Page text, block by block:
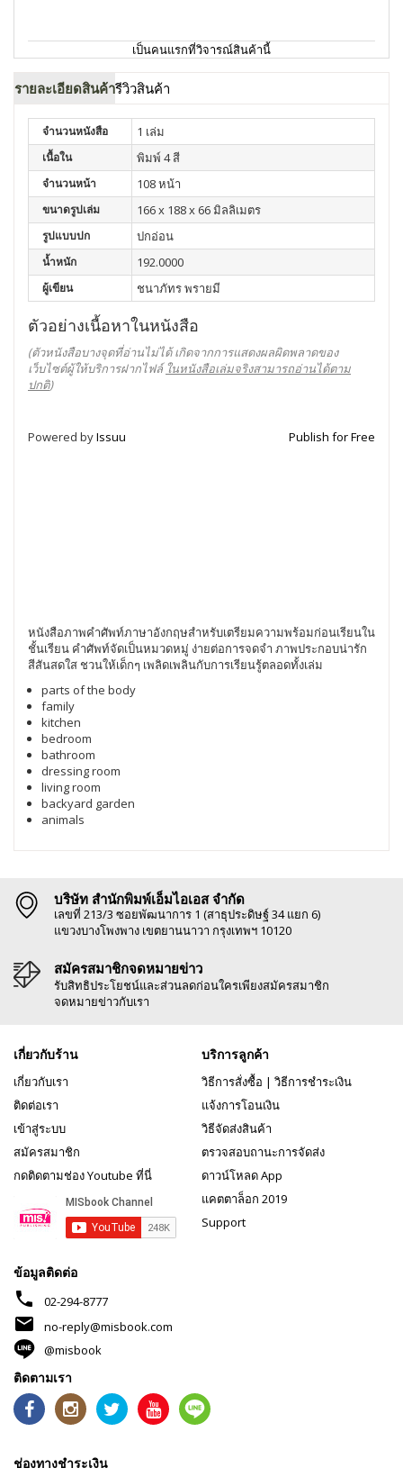
เป็นคนแรกที่วิจารณ์สินค้านี้
รายละเอียดสินค้ารีวิวสินค้า
จำนวนหนังสือ 1 เล่ม
เนื้อใน พิมพ์ 4 สี
จำนวนหน้า 108 หน้า
ขนาดรูปเล่ม 166 x 188 x 66 มิลลิเมตร
รูปแบบปก ปกอ่อน
น้ำหนัก 192.0000
ผู้เขียน ชนาภัทร พรายมี
ตัวอย่างเนื้อหาในหนังสือ
(ตัวหนังสือบางจุดที่อ่านไม่ได้ เกิดจากการแสดงผลผิดพลาดของ
เว็บไซต์ผู้ให้บริการฝากไฟล์ ในหนังสือเล่มจริงสามารถอ่านได้ตาม
ปกติ)
Powered byIssuu Publish for Free
หนังสือภาพคำศัพท์ภาษาอังกฤษสำหรับเตรียมความพร้อมก่อนเรียนใน
ชั้นเรียน คำศัพท์จัดเป็นหมวดหมู่ ง่ายต่อการจดจำ ภาพประกอบน่ารัก
สีสันสดใส ชวนให้เด็กๆ เพลิดเพลินกับการเรียนรู้ตลอดทั้งเล่ม
parts of the body
family
kitchen
bedroom
bathroom
dressing room
living room
backyard garden
animals
บริษัท สำนักพิมพ์เอ็มไอเอส จำกัด
เลขที่ 213/3 ซอยพัฒนาการ 1 (สาธุประดิษฐ์ 34 แยก 6)
แขวงบางโพงพาง เขตยานนาวา กรุงเทพฯ 10120
สมัครสมาชิกจดหมายข่าว
รับสิทธิประโยชน์และส่วนลดก่อนใครเพียงสมัครสมาชิก
จดหมายข่าวกับเรา
เกี่ยวกับร้าน
เกี่ยวกับเรา
ติดต่อเรา
เข้าสู่ระบบ
สมัครสมาชิก
กดติดตามช่อง Youtube ที่นี่
บริการลูกค้า
วิธีการสั่งซื้อ | วิธีการชำระเงิน
แจ้งการโอนเงิน
วิธีจัดส่งสินค้า
ตรวจสอบถานะการจัดส่ง
ดาวน์โหลด App
แคตตาล็อก 2019
Support
ข้อมูลติดต่อ
phone 02-294-8777
mail
no-reply@misbook.com
@misbook
ติดตามเรา
ช่องทางชำระเงิน